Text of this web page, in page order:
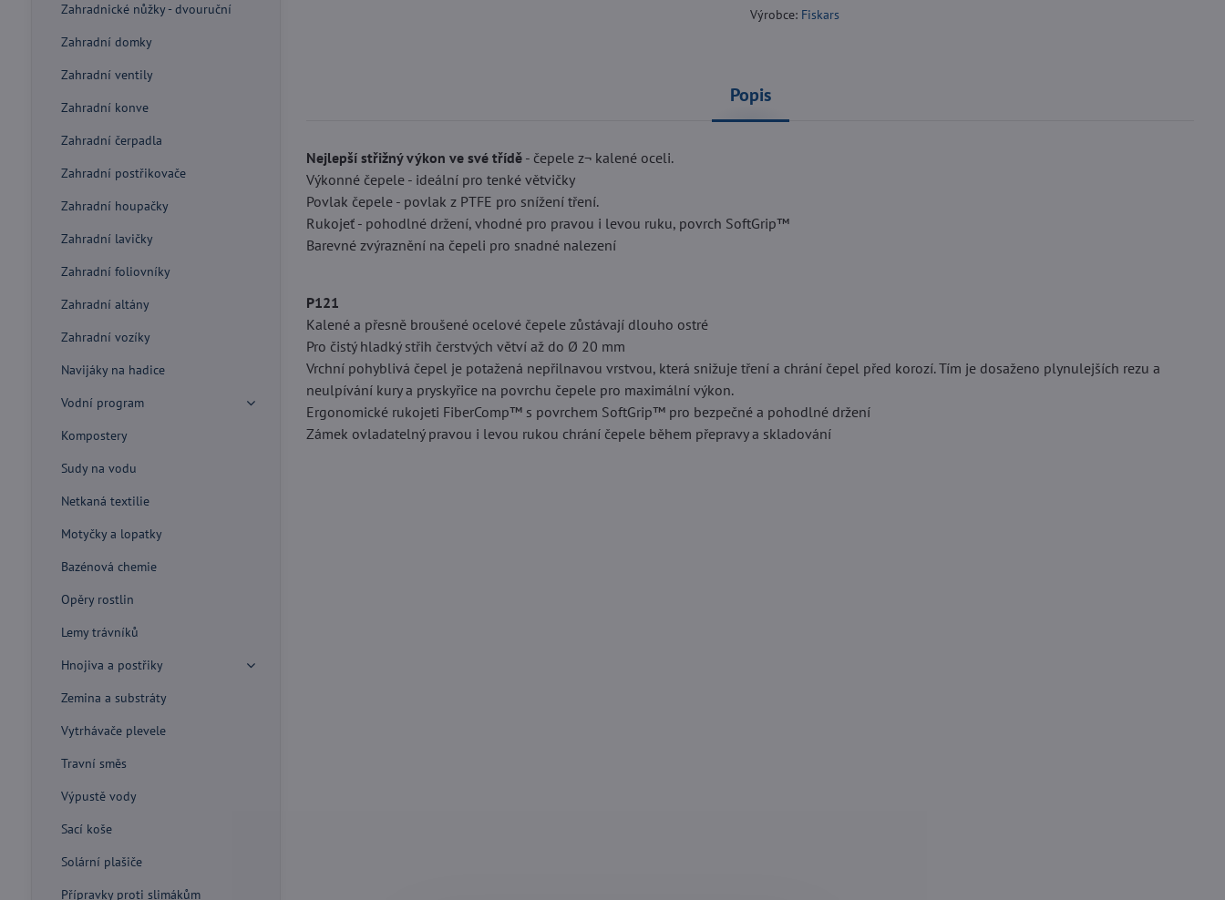
Výrobce: Fiskars
Popis
Nejlepší střižný výkon ve své třídě - čepele z¬ kalené oceli.
Výkonné čepele - ideální pro tenké větvičky
Povlak čepele - povlak z PTFE pro snížení tření.
Rukojeť - pohodlné držení, vhodné pro pravou i levou ruku, povrch SoftGrip™
Barevné zvýraznění na čepeli pro snadné nalezení
P121
Kalené a přesně broušené ocelové čepele zůstávají dlouho ostré
Pro čistý hladký střih čerstvých větví až do Ø 20 mm
Vrchní pohyblivá čepel je potažená nepřilnavou vrstvou, která snižuje tření a chrání čepel před korozí. Tím je dosaženo plynulejších rezu a
neulpívání kury a pryskyřice na povrchu čepele pro maximální výkon.
Ergonomické rukojeti FiberComp™ s povrchem SoftGrip™ pro bezpečné a pohodlné držení
Zámek ovladatelný pravou i levou rukou chrání čepele během přepravy a skladování
Zahradnické nůžky - dvouruční
Zahradní domky
Zahradní ventily
Zahradní konve
Zahradní čerpadla
Zahradní postřikovače
Zahradní houpačky
Zahradní lavičky
Zahradní foliovníky
Zahradní altány
Zahradní vozíky
Navijáky na hadice
Vodní program
Kompostery
Sudy na vodu
Netkaná textilie
Motyčky a lopatky
Bazénová chemie
Opěry rostlin
Lemy trávníků
Hnojiva a postřiky
Zemina a substráty
Vytrhávače plevele
Travní směs
Výpustě vody
Sací koše
Solární plašiče
Přípravky proti slimákům